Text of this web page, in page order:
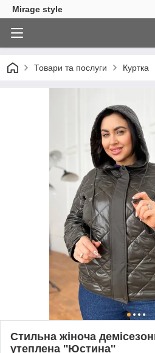
Mirage style
Товари та послуги Куртка
Стильна жіноча
утеплена ''Юстина''